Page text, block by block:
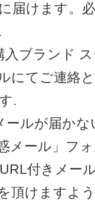
届けます。
入ブランド
にてご連絡
.
ールが届か
メール」フ
付きメー
頂けますよ